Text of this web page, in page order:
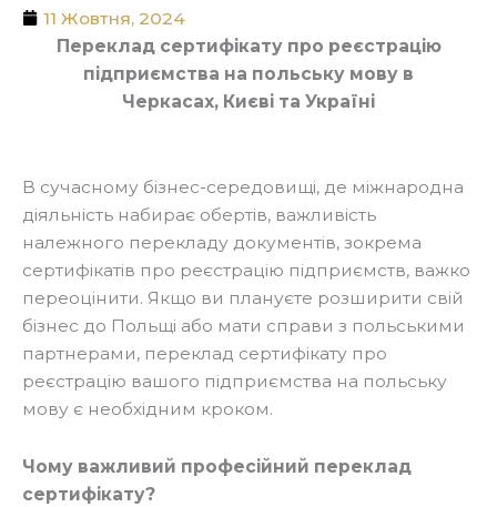
11 Жовтня, 2024
Переклад сертифікату про реєстрацію
підприємства на польську мову в
Черкасах, Києві та Україні
В сучасному бізнес-середовищі, де міжнародна
діяльність набирає обертів, важливість
належного перекладу документів, зокрема
сертифікатів про реєстрацію підприємств, важко
переоцінити. Якщо ви плануєте розширити свій
бізнес до Польщі або мати справи з польськими
партнерами, переклад сертифікату про
реєстрацію вашого підприємства на польську
мову є необхідним кроком.
Чому важливий професійний переклад
сертифікату?